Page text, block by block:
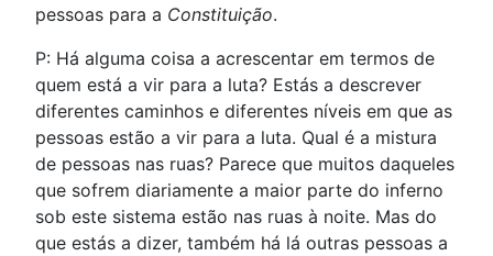
pessoas para a Constituição.
P: Há alguma coisa a acrescentar em termos de
quem está a vir para a luta? Estás a descrever
diferentes caminhos e diferentes níveis em que as
pessoas estão a vir para a luta. Qual é a mistura
de pessoas nas ruas? Parece que muitos daqueles
que sofrem diariamente a maior parte do inferno
sob este sistema estão nas ruas à noite. Mas do
que estás a dizer, também há lá outras pessoas a